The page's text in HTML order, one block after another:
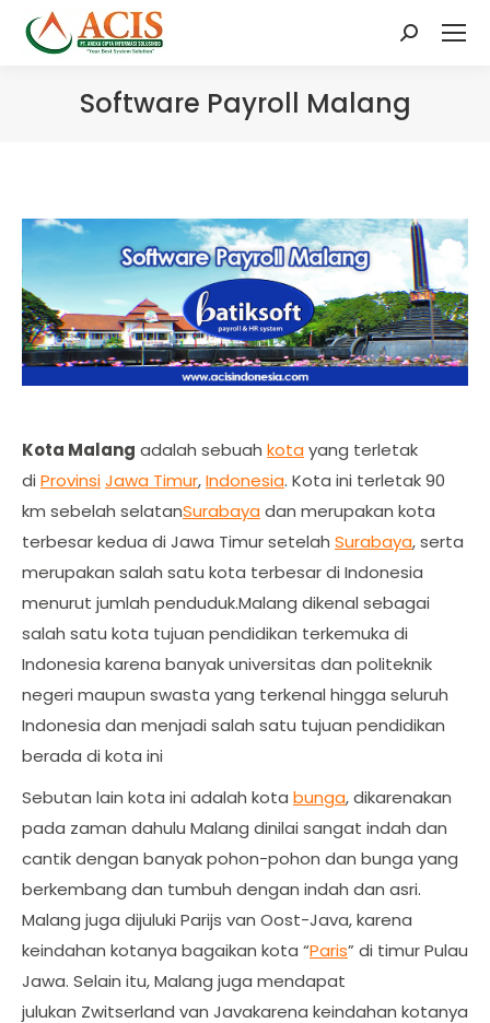
Search:
Software Payroll Malang
Kota Malang adalah sebuah kota yang terletak
di ProvinsiJawa Timur,Indonesia. Kota ini terletak 90
km sebelah selatanSurabaya dan merupakan kota
terbesar kedua di Jawa Timur setelah Surabaya, serta
merupakan salah satu kota terbesar di Indonesia
menurut jumlah penduduk.Malang dikenal sebagai
salah satu kota tujuan pendidikan terkemuka di
Indonesia karena banyak universitas dan politeknik
negeri maupun swasta yang terkenal hingga seluruh
Indonesia dan menjadi salah satu tujuan pendidikan
berada di kota ini
Sebutan lain kota ini adalah kota bunga, dikarenakan
pada zaman dahulu Malang dinilai sangat indah dan
cantik dengan banyak pohon-pohon dan bunga yang
berkembang dan tumbuh dengan indah dan asri.
Malang juga dijuluki Parijs van Oost-Java, karena
keindahan kotanya bagaikan kota “Paris” di timur Pulau
Jawa. Selain itu, Malang juga mendapat
julukan Zwitserland van Javakarena keindahan kotanya